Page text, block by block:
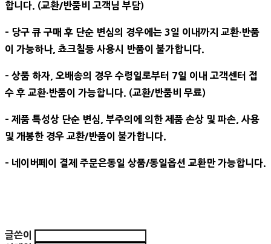
합니다. (교환/반품비 고객님 부담)
- 당구 큐 구매 후 단순 변심의 경우에는 3일 이내까지 교환∙반품
이 가능하나, 쵸크칠등 사용시 반품이 불가합니다.
- 상품 하자, 오배송의 경우 수령일로부터 7일 이내 고객센터 접
수 후 교환∙반품이 가능합니다. (교환/반품비 무료)
- 제품 특성상 단순 변심, 부주의에 의한 제품 손상 및 파손, 사용
및 개봉한 경우 교환/반품이 불가합니다.
- 네이버페이 결제 주문은동일 상품/동일옵션 교환만 가능합니다.
글쓴이